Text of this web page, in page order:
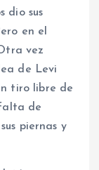
dio sus
en el
vez
de Levi
tiro libre de
de
piernas y